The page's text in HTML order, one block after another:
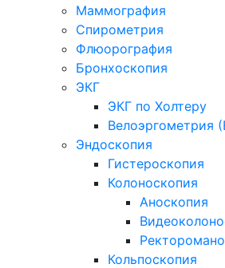
Маммография
Спирометрия
Флюорография
Бронхоскопия
ЭКГ
ЭКГ по Холтеру
Велоэргометрия
Эндоскопия
Гистероскопия
Колоноскопия
Аноскопия
Кольпоскопия